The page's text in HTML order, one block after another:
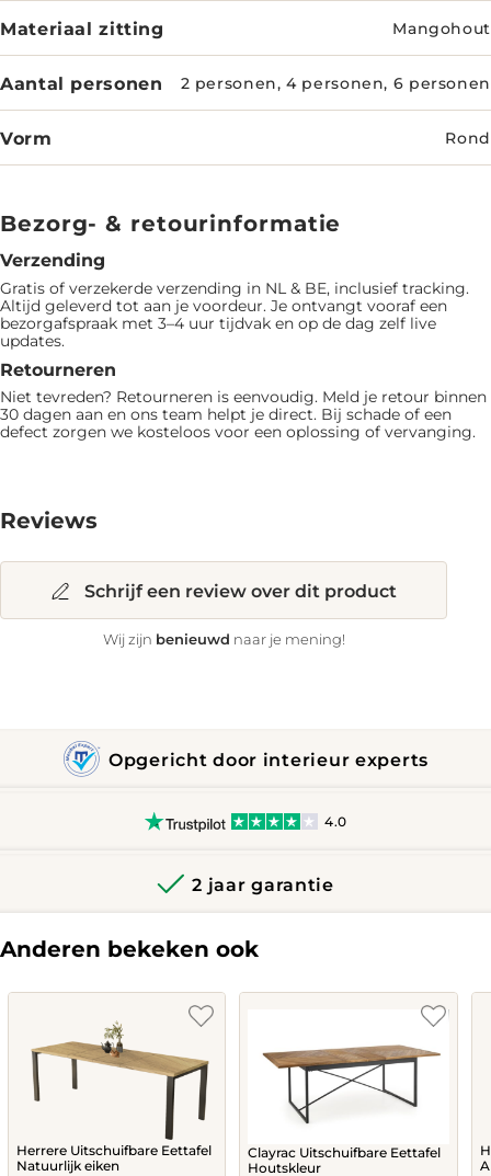
Materiaal zitting Mangohout
Aantal personen 2 personen, 4 personen, 6 personen
Vorm Rond
Bezorg- & retourinformatie
Verzending
Gratis of verzekerde verzending in NL & BE, inclusief tracking.
Altijd geleverd tot aan je voordeur. Je ontvangt vooraf een
bezorgafspraak met 3–4 uur tijdvak en op de dag zelf live
updates.
Retourneren
Niet tevreden? Retourneren is eenvoudig. Meld je retour binnen
30 dagen aan en ons team helpt je direct. Bij schade of een
defect zorgen we kosteloos voor een oplossing of vervanging.
Reviews
Schrijf een review over dit product
Wij zijn benieuwd naar je mening!
Opgericht door interieur experts
4.0
2 jaar garantie
Anderen bekeken ook
Herrere Uitschuifbare Eettafel
Natuurlijk eiken
Clayrac Uitschuifbare Eettafel
Houtskleur